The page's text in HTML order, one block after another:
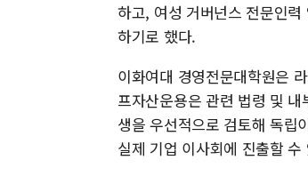
하고, 여성 거버넌스 전문인
하기로 했다.
이화여대 경영전문대학원은
프자산운용은 관련 법령 및
생을 우선적으로 검토해 독립
실제 기업 이사회에 진출할